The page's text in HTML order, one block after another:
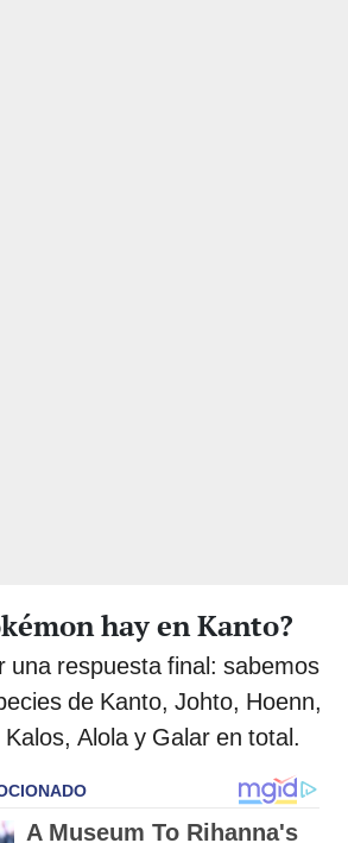
hay en Kanto?
una respuesta final: sabemos
de Kanto, Johto, Hoenn,
Alola y Galar en total.